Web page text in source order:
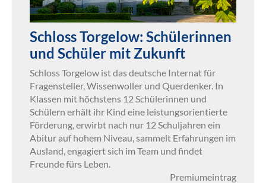
Schloss Torgelow: Schülerinnen
und Schüler mit Zukunft
Schloss Torgelow ist das deutsche Internat für
Fragensteller, Wissenwoller und Querdenker. In
Klassen mit höchstens 12 Schülerinnen und
Schülern erhält ihr Kind eine leistungsorientierte
Förderung, erwirbt nach nur 12 Schuljahren ein
Abitur auf hohem Niveau, sammelt Erfahrungen im
Ausland, engagiert sich im Team und findet
Freunde fürs Leben.
Premiumeintrag